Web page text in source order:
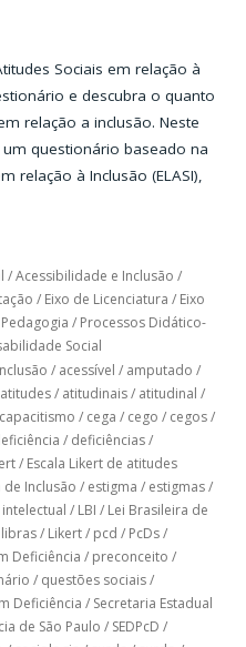
Sociais em relação à
e descubra o quanto
relação a inclusão. Neste
questionário baseado na
relação à Inclusão (ELASI),
/Acessibilidade e Inclusão /
/ Eixo de Licenciatura / Eixo
Pedagogia / Processos Didático-
Social
/ acessível / amputado /
atitudes/ atitudinais/ atitudinal /
capacitismo / cega / cego / cegos/
/ deficiências/
/ Escala Likert de atitudes
de Inclusão / estigma / estigmas/
intelectual / LBI / Lei Brasileira de
libras/ Likert/ pcd / PcDs/
Deficiência / preconceito /
/ questões sociais/
Deficiência / Secretaria Estadual
de São Paulo / SEDPcD /